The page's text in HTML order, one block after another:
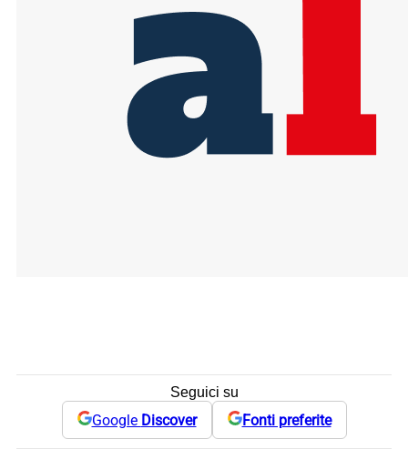
Seguici su
Google Discover Fonti preferite